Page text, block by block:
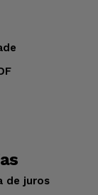
de juros